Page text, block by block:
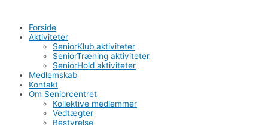
indholdetForside
Aktiviteter
SeniorKlub aktiviteter
SeniorTræning aktiviteter
SeniorHold aktiviteter
Medlemskab
Kontakt
Om Seniorcentret
Kollektive medlemmer
Vedtægter
Bestyrelse